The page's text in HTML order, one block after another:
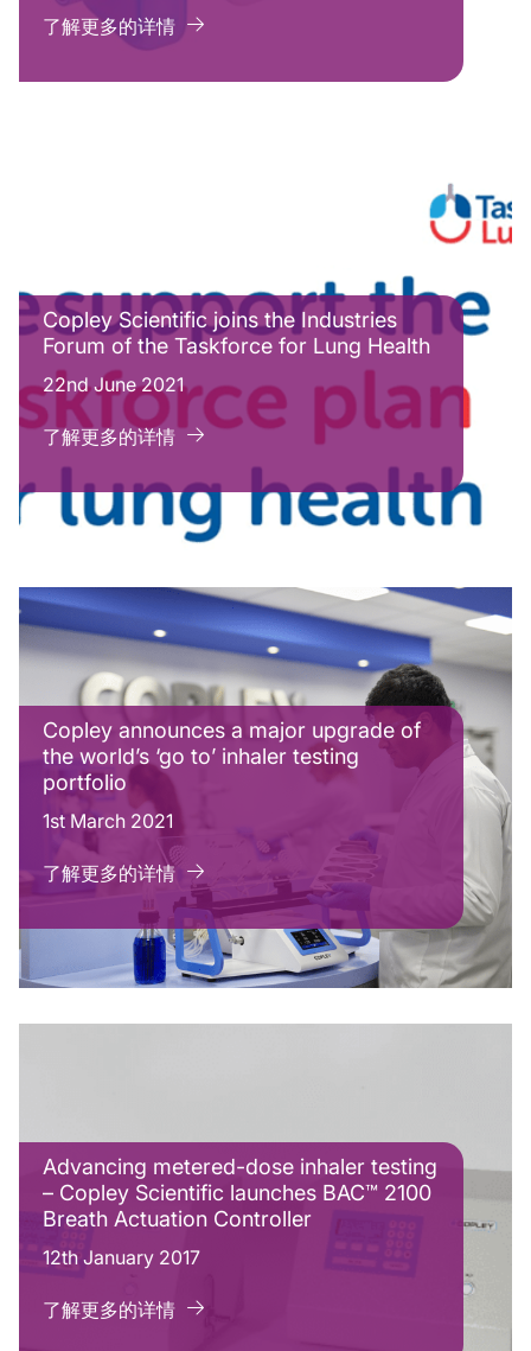
了解更多的详情
Copley Scientific joins the Industries
Forum of the Taskforce for Lung Health
22nd June 2021
了解更多的详情
Copley announces a major upgrade of
the world’s ‘go to’ inhaler testing
portfolio
1st March 2021
了解更多的详情
Advancing metered-dose inhaler testing
– Copley Scientific launches BAC™ 2100
Breath Actuation Controller
12th January 2017
了解更多的详情